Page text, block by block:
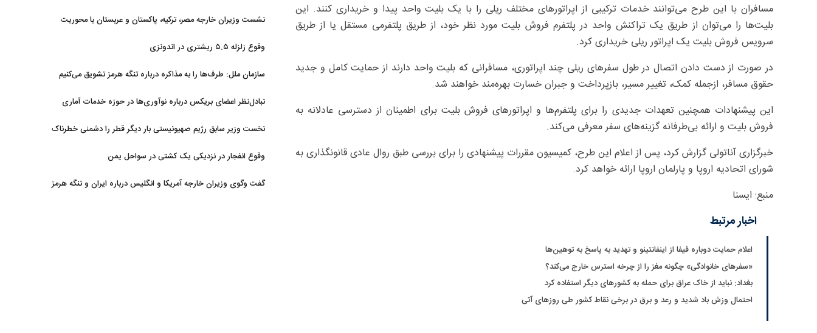
مسافران با این طرح می‌توانند خدمات ترکیبی از اپراتورهای مختلف ریلی را با یک بلیت واحد پیدا و خریداری کنند. این
بلیت‌ها را می‌توان از طریق یک تراکنش واحد در پلتفرم فروش بلیت مورد نظر خود، از طریق پلتفرمی مستقل یا از طریق
سرویس فروش بلیت یک اپراتور ریلی خریداری کرد.
در صورت از دست دادن اتصال در طول سفرهای ریلی چند اپراتوری، مسافرانی که بلیت واحد دارند از حمایت کامل و جدید
حقوق مسافر، ازجمله کمک، تغییر مسیر، بازپرداخت و جبران خسارت بهره‌مند خواهند شد.
این پیشنهادات همچنین تعهدات جدیدی را برای پلتفرم‌ها و اپراتورهای فروش بلیت برای اطمینان از دسترسی عادلانه به
فروش بلیت و ارائه بی‌طرفانه گزینه‌های سفر معرفی می‌کند.
خبرگزاری آناتولی گزارش کرد، پس از اعلام این طرح، کمیسیون مقررات پیشنهادی را برای بررسی طبق روال عادی قانونگذاری به
شورای اتحادیه اروپا و پارلمان اروپا ارائه خواهد کرد.
منبع: ایسنا
اخبار مرتبط
اعلام حمایت دوباره فیفا از اینفانتینو و تهدید به پاسخ به توهین‌ها
«سفرهای خانوادگی» چگونه مغز را از چرخه استرس خارج می‌کند؟
بغداد: نباید از خاک عراق برای حمله به کشورهای دیگر استفاده کرد
احتمال وزش باد شدید و رعد و برق در برخی نقاط کشور طی روزهای آتی
نشست وزیران خارجه مصر، ترکیه، پاکستان و عربستان با محوریت
وقوع زلزله ۵.۵ ریشتری در اندونزی
سازمان ملل: طرف‌ها را به مذاکره درباره تنگه هرمز تشویق می‌کنیم
تبادل‌نظر اعضای بریکس درباره نوآوری‌ها در حوزه خدمات آماری
نخست وزیر سابق رژیم صهیونیستی بار دیگر قطر را دشمنی خطرناک
وقوع انفجار در نزدیکی یک کشتی در سواحل یمن
گفت وگوی وزیران خارجه آمریکا و انگلیس درباره ایران و تنگه هرمز